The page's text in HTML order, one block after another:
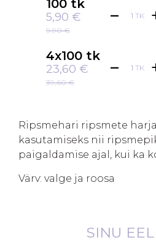
100 tk
5,90 €
9,90 €
TK
4x100 tk
23,60 €
39,60 €
TK
Ripsmehari ripsmete
kasutamiseks nii
paigaldamise ajal, kui ka
Värv: valge ja roosa
SINU